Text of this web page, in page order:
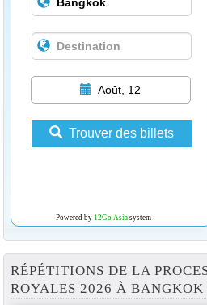
Août, 12
Trouver des billets
Powered by 12Go Asiasystem
RÉPÉTITIONS DE LA
ROYALES 2026 À BANGKOK